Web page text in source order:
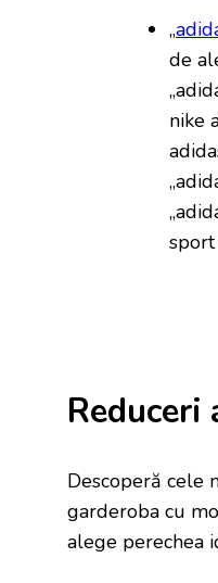
„
de
nike
sport
Reduceri
Descoperă cele
garderoba cu
alege perechea